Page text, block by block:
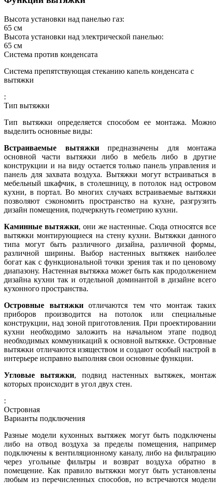
Высота установки над панелью газ:
65 см
Высота установки над электрической панелью:
65 см
Система против конденсата
Система препятствующая стеканию капель конденсата с
вытяжки
:
Тип вытяжки
Тип вытяжки определяется способом ее монтажа. Можно
выделить основные виды:
Встраиваемые вытяжкипредназначены для монтажа
основной части вытяжки либо в мебель либо в другие
конструкции и на виду остается только панель управления и
панель для захвата воздуха. Вытяжки могут встраиваться в
мебельный шкафчик, в столешницу, в потолок над островом
кухни, в портал. Во многих случаях встраиваемые вытяжки
позволяют сэкономить пространство на кухне, разгрузить
дизайн помещения, подчеркнуть геометрию кухни.
Каминные вытяжки, они же настенные. Сюда относятся все
вытяжки монтирующиеся на стену кухни. Вытяжки данного
типа могут быть различного дизайна, различной формы,
различной ширины. Выбор настенных вытяжек наиболее
богат как с функциональной точки зрения так и по ценовому
диапазону. Настенная вытяжка может быть как продолжением
дизайна кухни так и отдельной доминантой в дизайне всего
кухонного пространства.
Островные вытяжкиотличаются тем что монтаж таких
приборов производится на потолок или специальные
конструкции, над зоной приготовления. При проектировании
кухни необходимо заложить на начальном этапе подвод
необходимых коммуникаций к основной вытяжке. Островные
вытяжки отличаются изяществом и создают особый настрой в
интерьере исправно выполняя свои основные функции.
Угловые вытяжки, подвид настенных вытяжек, монтаж
которых происходит в угол двух стен.
:
Островная
Варианты подключения
Разные модели кухонных вытяжек могут быть подключены
либо на отвод воздуха за пределы помещения, например
подключены к вентиляционному каналу, либо на фильтрацию
через угольные фильтры и возврат воздуха обратно в
помещение. Как правило вытяжки могут быть установлены
любым из перечисленных способов, но встречаются модели